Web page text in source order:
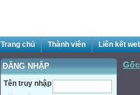
Trang chủ Thành viên Liên kết
ĐĂNG NHẬP
Tên truy nhập
Gốc